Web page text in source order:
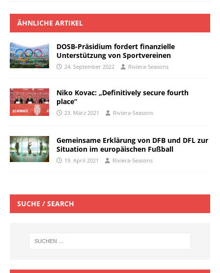
ÄHNLICHE ARTIKEL
DOSB-Präsidium fordert finanzielle
Unterstützung von Sportvereinen
24. September 2022 Riviera-Seasons
Niko Kovac: „Definitively secure fourth
place“
23. März 2021 Riviera-Seasons
Gemeinsame Erklärung von DFB und DFL zur
Situation im europäischen Fußball
19. April 2021 Riviera-Seasons
SUCHE / SEARCH